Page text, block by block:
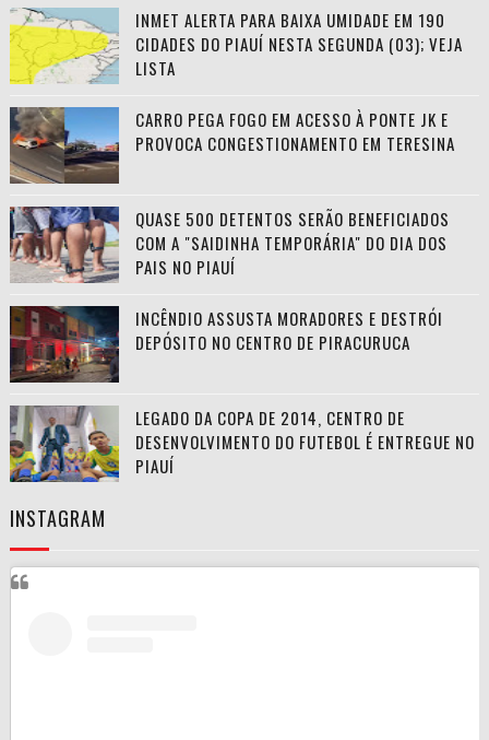
INMET ALERTA PARA BAIXA UMIDADE EM 190
CIDADES DO PIAUÍ NESTA SEGUNDA (03); VEJA
LISTA
CARRO PEGA FOGO EM ACESSO À PONTE JK E
PROVOCA CONGESTIONAMENTO EM TERESINA
QUASE 500 DETENTOS SERÃO BENEFICIADOS
COM A "SAIDINHA TEMPORÁRIA" DO DIA DOS
PAIS NO PIAUÍ
INCÊNDIO ASSUSTA MORADORES E DESTRÓI
DEPÓSITO NO CENTRO DE PIRACURUCA
LEGADO DA COPA DE 2014, CENTRO DE
DESENVOLVIMENTO DO FUTEBOL É ENTREGUE NO
PIAUÍ
INSTAGRAM